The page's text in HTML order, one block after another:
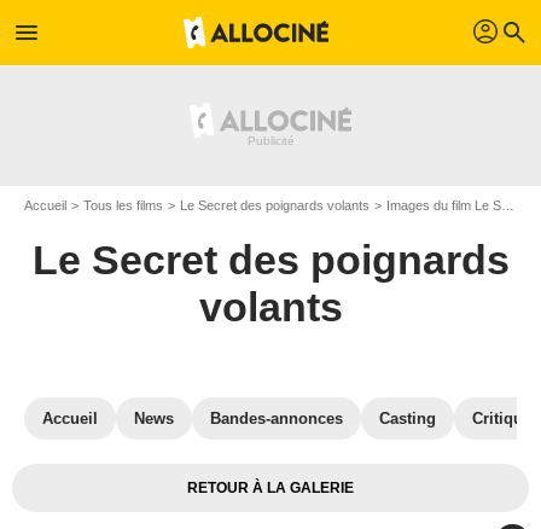
menu profil search
Accueil Tous les films Le Secret des poignards volants Images du film Le Secret des poignards volants
Le Secret des poignards
volants
Accueil News Bandes-annonces Casting
RETOUR À LA GALERIE